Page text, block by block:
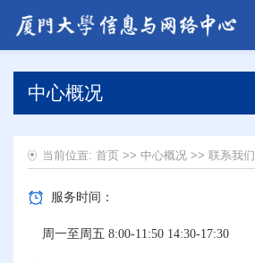
中心概况
当前位置: 首页 >> 中心概况 >> 联系我们
服务时间：
周一至周五 8:00-11:50 14:30-17:30